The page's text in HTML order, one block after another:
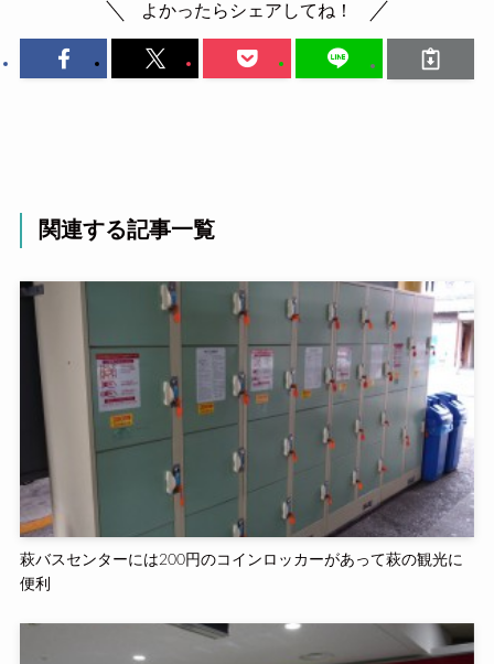
よかったらシェアしてね！
関連する記事一覧
萩バスセンターには200円のコインロッカーがあって萩の観光に
便利